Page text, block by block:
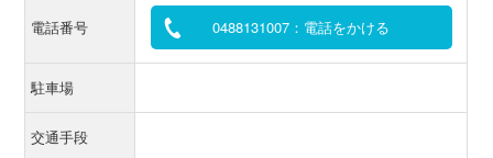
電話番号 0488131007：電話をかける
駐車場
交通手段